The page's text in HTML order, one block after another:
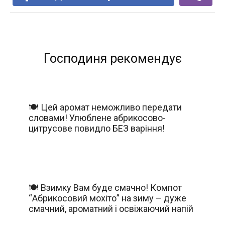
Господиня рекомендує
🍽️ Цей аромат неможливо передати
словами! Улюблене абрикосово-
цитрусове повидло БЕЗ варіння!
🍽️ Взимку Вам буде смачно! Компот
“Абрикосовий мохіто” на зиму – дуже
смачний, ароматний і освіжаючий напій